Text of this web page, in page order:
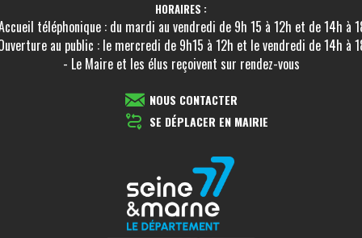
HORAIRES :
téléphonique : du mardi au vendredi de 9h 15 à 12h et de 14h à
au public : le mercredi de 9h15 à 12h et le vendredi de 14h à
- Le Maire et les élus reçoivent sur rendez-vous
NOUS CONTACTER
SE DÉPLACER EN MAIRIE